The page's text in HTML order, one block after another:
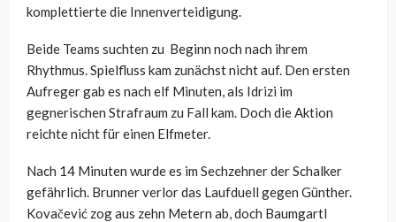
komplettierte die Innenverteidigung.
Beide Teams suchten zu Beginn noch nach ihrem
Rhythmus. Spielfluss kam zunächst nicht auf. Den ersten
Aufreger gab es nach elf Minuten, als Idrizi im
gegnerischen Strafraum zu Fall kam. Doch die Aktion
reichte nicht für einen Elfmeter.
Nach 14 Minuten wurde es im Sechzehner der Schalker
gefährlich. Brunner verlor das Laufduell gegen Günther.
Kovačević zog aus zehn Metern ab, doch Baumgartl